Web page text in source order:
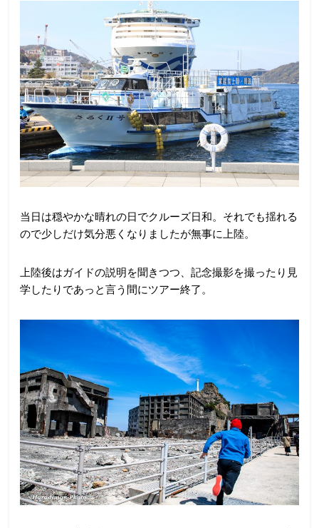
当日は穏やかな晴れの日でクルーズ日和。それでも揺れる
ので少しだけ気分悪くなりましたが無事に上陸。
上陸後はガイドの説明を聞きつつ、記念撮影を撮ったり見
学したりであっと言う間にツアー終了。